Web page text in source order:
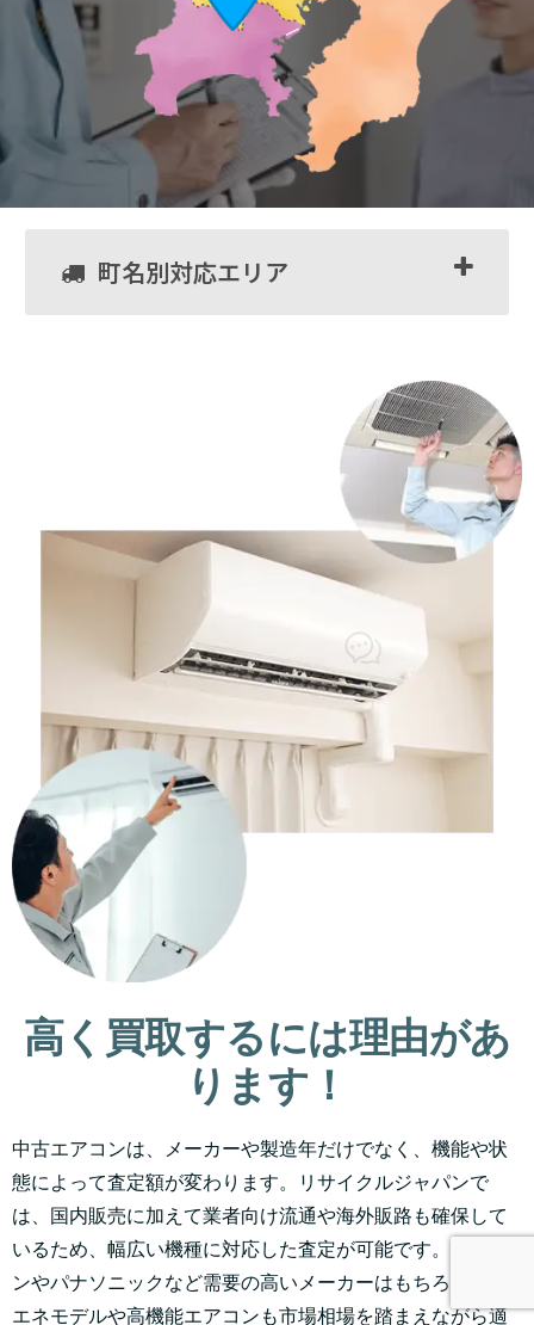
町名別対応エリア
高く買取するには理由があ
ります！
中古エアコンは、メーカーや製造年だけでなく、機能や状
態によって査定額が変わります。リサイクルジャパンで
は、国内販売に加えて業者向け流通や海外販路も確保して
いるため、幅広い機種に対応した査定が可能です。ダイキ
ンやパナソニックなど需要の高いメーカーはもちろん、省
エネモデルや高機能エアコンも市場相場を踏まえながら適